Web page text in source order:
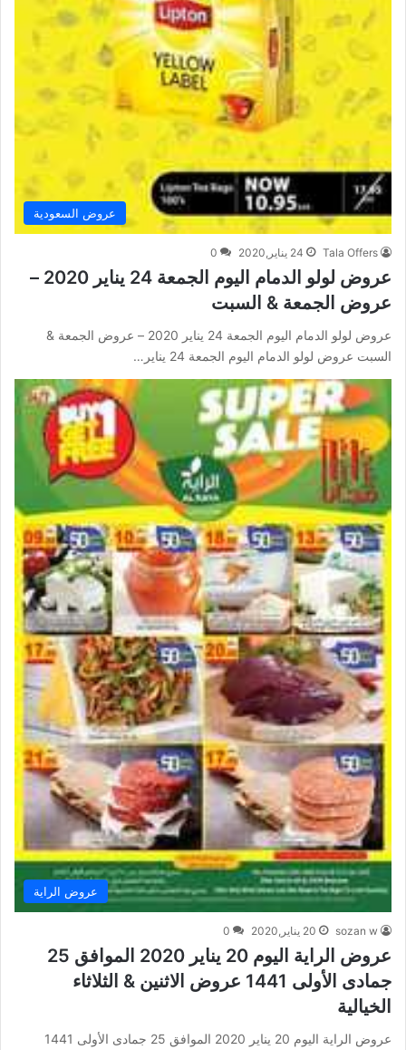
عروض السعودية
Tala Offers 24 يناير,2020 0
عروض لولو الدمام اليوم الجمعة 24 يناير 2020 –
عروض الجمعة & السبت
عروض لولو الدمام اليوم الجمعة 24 يناير 2020 – عروض الجمعة &
السبت عروض لولو الدمام اليوم الجمعة 24 يناير…
عروض الراية
sozan w 20 يناير,2020 0
عروض الراية اليوم 20 يناير 2020 الموافق 25
جمادى الأولى 1441 عروض الاثنين & الثلاثاء
الخيالية
عروض الراية اليوم 20 يناير 2020 الموافق 25 جمادى الأولى 1441